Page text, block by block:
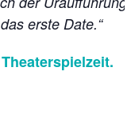
erste Date.“